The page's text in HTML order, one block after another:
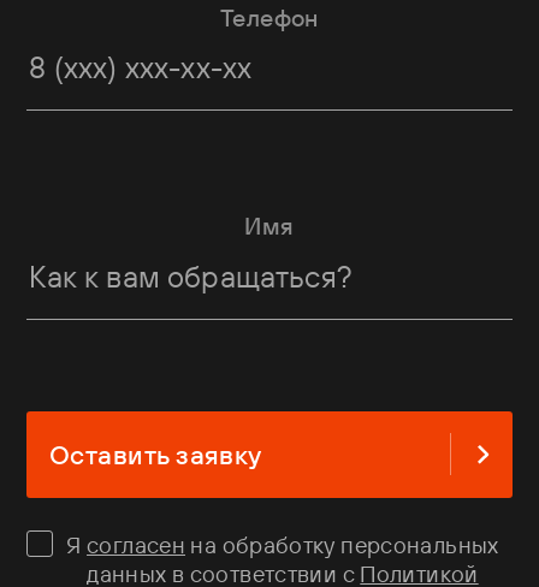
Телефон
Имя
Оставить заявку
Ясогласен на обработку персональных
данных в соответствии с Политикой